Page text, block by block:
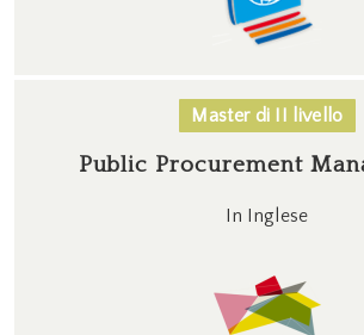
Master di II livello
Public Procurement
In Inglese